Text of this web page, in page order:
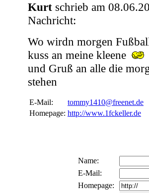
Kurt schrieb am
Nachricht:
Wo wirdn morgen
kuss an meine kleene
und Gruß an alle die
stehen
E-Mail:
tommy1410@freenet.de
Homepage: http://www.1fckeller.de
Name:
E-Mail:
Homepage: